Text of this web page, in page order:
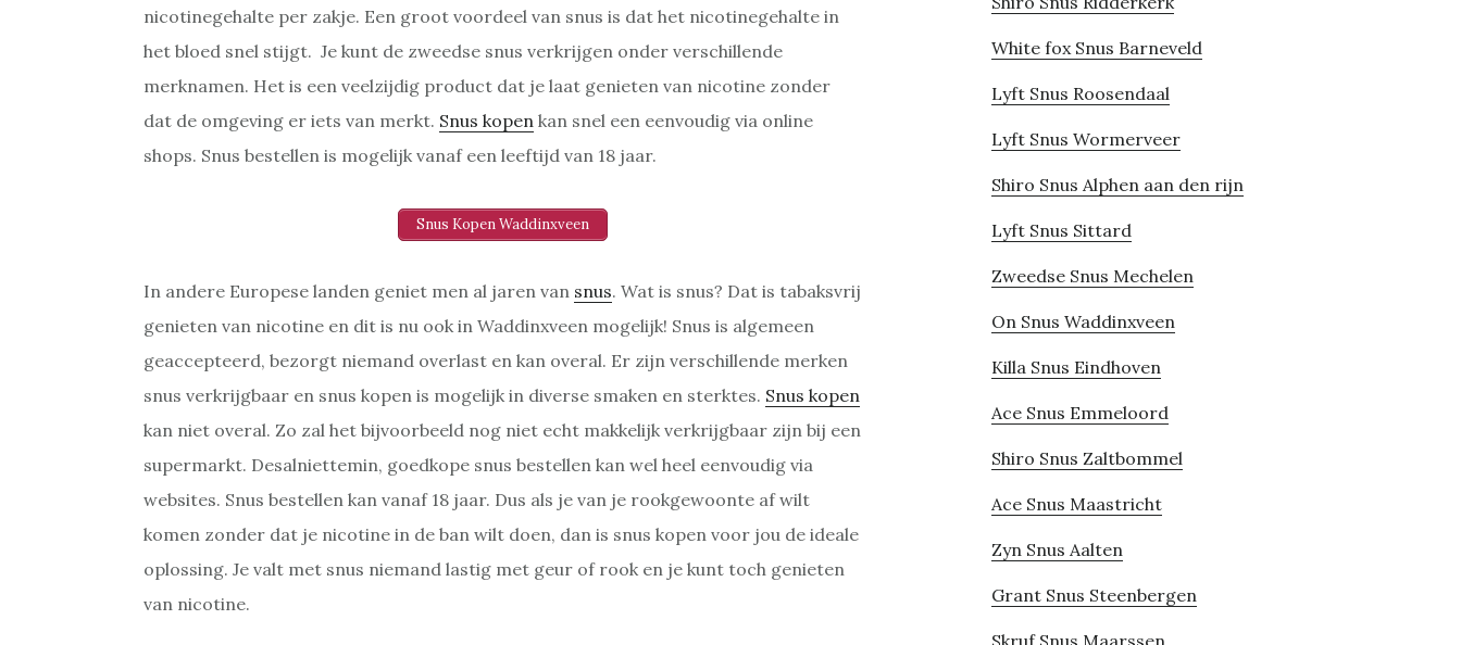
nicotinegehalte per zakje. Een groot voordeel van snus is dat het nicotinegehalte in
het bloed snel stijgt. Je kunt de zweedse snus verkrijgen onder verschillende
merknamen. Het is een veelzijdig product dat je laat genieten van nicotine zonder
dat de omgeving er iets van merkt. Snus kopen kan snel een eenvoudig via online
shops. Snus bestellen is mogelijk vanaf een leeftijd van 18 jaar.
Snus Kopen Waddinxveen
In andere Europese landen geniet men al jaren van snus. Wat is snus? Dat is tabaksvrij
genieten van nicotine en dit is nu ook in Waddinxveen mogelijk! Snus is algemeen
geaccepteerd, bezorgt niemand overlast en kan overal. Er zijn verschillende merken
snus verkrijgbaar en snus kopen is mogelijk in diverse smaken en sterktes. Snus kopen
kan niet overal. Zo zal het bijvoorbeeld nog niet echt makkelijk verkrijgbaar zijn bij een
supermarkt. Desalniettemin, goedkope snus bestellen kan wel heel eenvoudig via
websites. Snus bestellen kan vanaf 18 jaar. Dus als je van je rookgewoonte af wilt
komen zonder dat je nicotine in de ban wilt doen, dan is snus kopen voor jou de ideale
oplossing. Je valt met snus niemand lastig met geur of rook en je kunt toch genieten
van nicotine.
White fox Snus Barneveld
Lyft Snus Roosendaal
Lyft Snus Wormerveer
Shiro Snus Alphen aan den rijn
Lyft Snus Sittard
Zweedse Snus Mechelen
On Snus Waddinxveen
Killa Snus Eindhoven
Ace Snus Emmeloord
Shiro Snus Zaltbommel
Ace Snus Maastricht
Zyn Snus Aalten
Grant Snus Steenbergen